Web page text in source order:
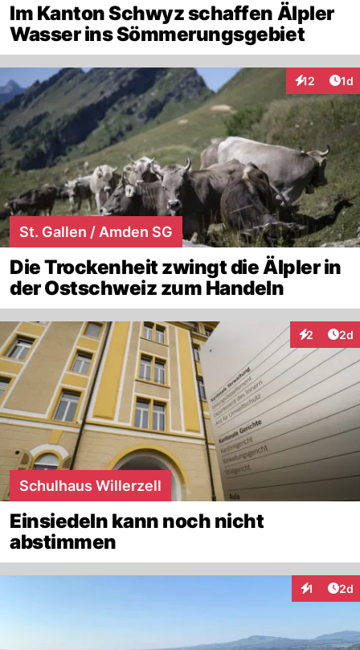
Im Kanton Schwyz schaffen Älpler
Wasser ins Sömmerungsgebiet
12 1d
St. Gallen / Amden SG
Die Trockenheit zwingt die Älpler in
der Ostschweiz zum Handeln
2 2d
Schulhaus Willerzell
Einsiedeln kann noch nicht
abstimmen
1 2d